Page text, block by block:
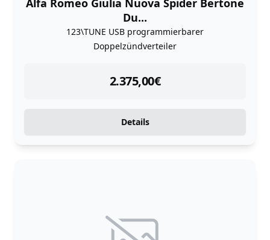
Du...
123\TUNE USB programmierbarer
Doppelzündverteiler
2.375,00€
instock
Details